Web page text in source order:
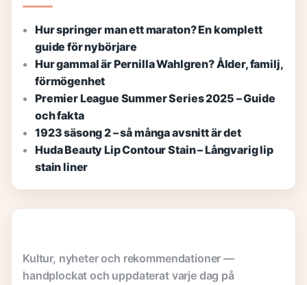
Hur springer man ett maraton? En komplett
guide för nybörjare
Hur gammal är Pernilla Wahlgren? Ålder, familj,
förmögenhet
Premier League Summer Series 2025 – Guide
och fakta
1923 säsong 2 – så många avsnitt är det
Huda Beauty Lip Contour Stain – Långvarig lip
stain liner
Kultur, nyheter och rekommendationer —
handplockat och uppdaterat varje dag på